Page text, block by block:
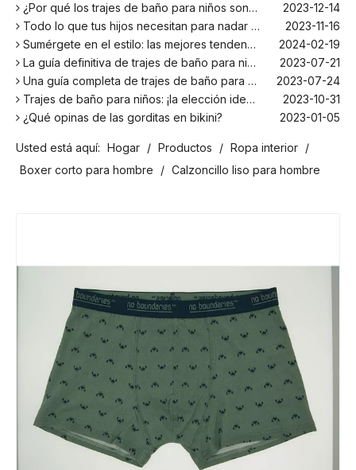
¿Por qué los trajes de baño para niños son más cómodos con elastano?
2023-12-14
Todo lo que tus hijos necesitan para nadar este verano
2023-11-16
Sumérgete en el estilo: las mejores tendencias en trajes de baño para niños de la temporada
2024-02-19
La guía definitiva de trajes de baño para niños: comodidad, diseño y seguridad
2023-07-21
Una guía completa de trajes de baño para niños: comodidad, estilo y seguridad para divertirse bajo el sol
2023-07-24
Trajes de baño para niños: ¡la elección ideal para tus hijos!
2023-10-31
¿Qué opinas de las gorditas en bikini?
2023-01-05
¡El principal fabricante de trajes de baño en Bali!
2024-02-22
¡Date un chapuzón con los trajes de baño para niños más populares de la temporada!
2024-02-02
Una guía completa de trajes de baño para niños: comodidad, estilo y seguridad para divertirse bajo el sol
2023-07-24
Usted está aquí: Hogar / Productos / Ropa interior /
Boxer corto para hombre
/ Calzoncillo liso para hombre